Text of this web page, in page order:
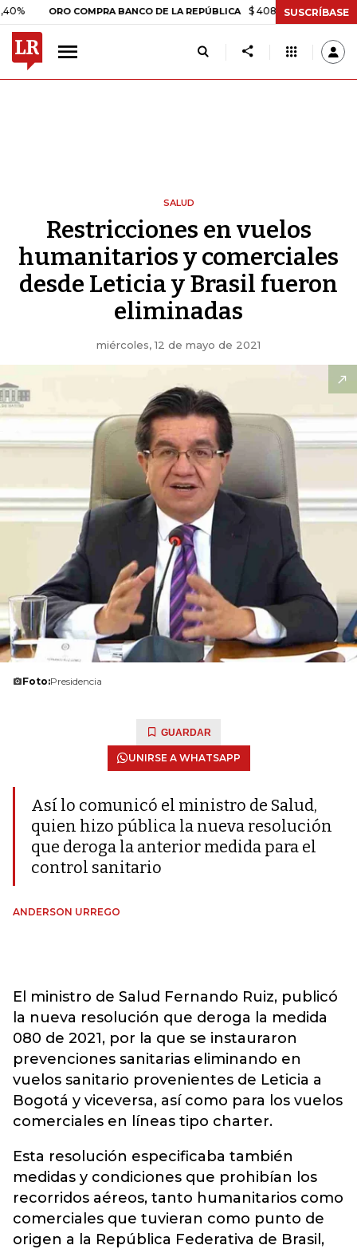
ORO COMPRA BANCO DE LA REPÚBLICA $ 408.498,97 +$ 8.753,81
SUSCRÍBASE
SALUD
Restricciones en vuelos
humanitarios y comerciales
desde Leticia y Brasil fueron
eliminadas
miércoles, 12 de mayo de 2021
Foto:Presidencia
GUARDAR
UNIRSE A WHATSAPP
Así lo comunicó el ministro de Salud,
quien hizo pública la nueva resolución
que deroga la anterior medida para el
control sanitario
ANDERSON URREGO
El ministro de Salud Fernando Ruiz, publicó
la nueva resolución que deroga la medida
080 de 2021, por la que se instauraron
prevenciones sanitarias eliminando en
vuelos sanitario provenientes de Leticia a
Bogotá y viceversa, así como para los vuelos
comerciales en líneas tipo charter.
Esta resolución especificaba también
medidas y condiciones que prohibían los
recorridos aéreos, tanto humanitarios como
comerciales que tuvieran como punto de
origen a la República Federativa de Brasil,